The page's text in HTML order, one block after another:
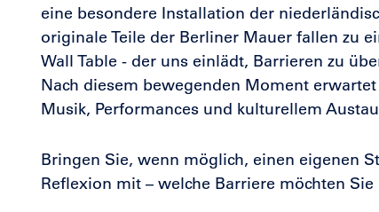
eine besondere Installation der
originale Teile der Berliner Mauer fallen zu
Wall Table - der uns einlädt, Barrieren zu
Nach diesem bewegenden Moment
Musik, Performances und kulturellem
Bringen Sie, wenn möglich, einen eigenen
Reflexion mit – welche Barriere möchten